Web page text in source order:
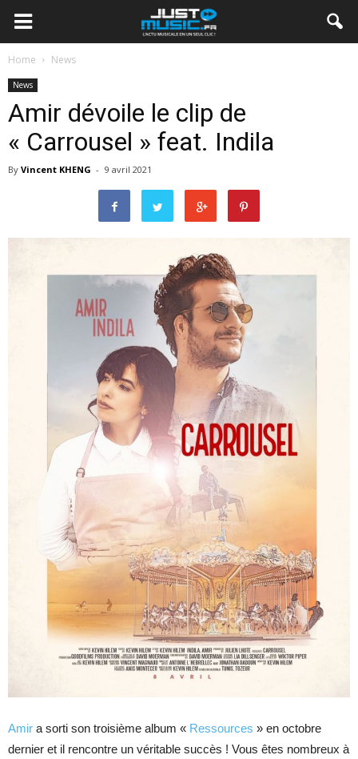
Home News
News
Amir dévoile le clip de
« Carrousel » feat. Indila
By Vincent KHENG - 9 avril 2021
Amir a sorti son troisième album « Ressources » en octobre
dernier et il rencontre un véritable succès ! Vous êtes nombreux à